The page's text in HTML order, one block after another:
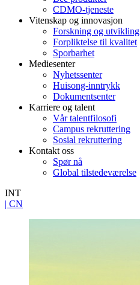
CDMO-tjeneste
Vitenskap og innovasjon
Forskning og utvikling
Forpliktelse til kvalitet
Sporbarhet
Mediesenter
Nyhetssenter
Huisong-inntrykk
Dokumentsenter
Karriere og talent
Vår talentfilosofi
Campus rekruttering
Sosial rekruttering
Kontakt oss
Spør nå
Global tilstedeværelse
INT
| CN